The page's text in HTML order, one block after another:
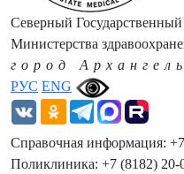
РУС ENG
Северный
Министерства
город
Справочная информация:
Поликлиника: +7 (8182) 20-